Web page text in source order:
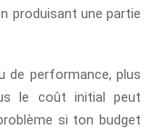
produisant une partie
de performance, plus
le coût initial peut
si ton budget